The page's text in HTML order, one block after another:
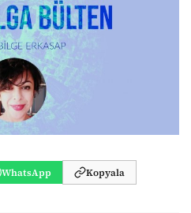
WhatsApp Kopyala